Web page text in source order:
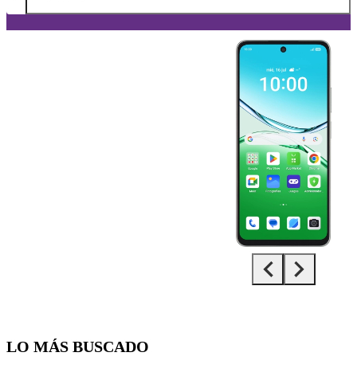
LO MÁS BUSCADO